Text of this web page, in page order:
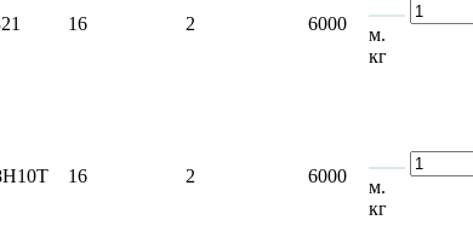
16 2 6000
м.
кг
16 2 6000
м.
кг